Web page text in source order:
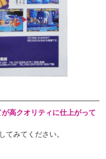
が高クオリティに仕上がって
てみてください。